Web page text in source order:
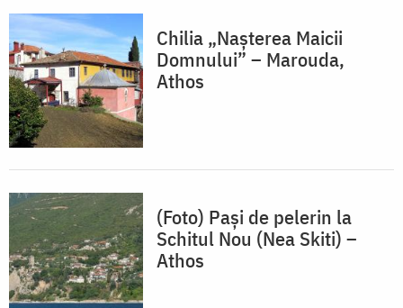
Chilia „Nașterea Maicii
Domnului” – Marouda,
Athos
(Foto) Pași de pelerin la
Schitul Nou (Nea Skiti) –
Athos